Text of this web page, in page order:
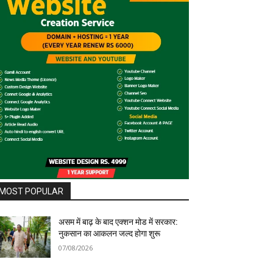
POPULAR
असम में बाढ़ के बाद एक्शन मोड में सरकार:
नुकसान का आकलन जल्द होगा शुरू
07/08/2026